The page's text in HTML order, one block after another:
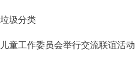
圾分类
童工作委员会举行交流联谊活动